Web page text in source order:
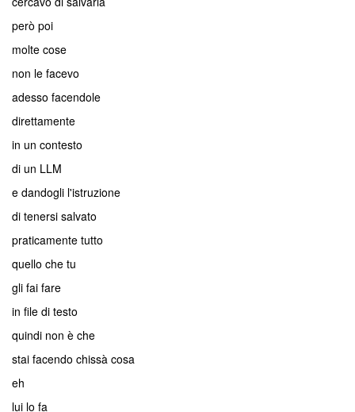
però poi
molte cose
non le facevo
adesso facendole
direttamente
in un contesto
di un LLM
e dandogli l'istruzione
di tenersi salvato
praticamente tutto
quello che tu
gli fai fare
in file di testo
quindi non è che
stai facendo chissà cosa
eh
lui lo fa